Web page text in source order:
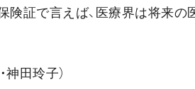
険証で言えば、医療界は将来
田玲子）